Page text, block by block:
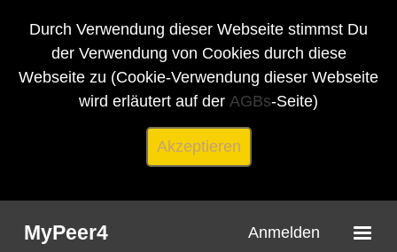
Durch Verwendung dieser Webseite stimmst Du
der Verwendung von Cookies durch diese
Webseite zu (Cookie-Verwendung dieser Webseite
wird erläutert auf der AGBs-Seite)
Akzeptieren
MyPeer4 Anmelden